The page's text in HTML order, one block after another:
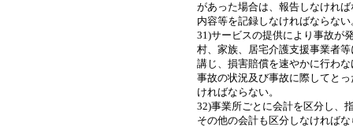
があった場合は、報告しなけれ
内容等を記録しなければならない
31)サービスの提供により事故が
村、家族、居宅介護支援事業者
講じ、損害賠償を速やかに行わ
事故の状況及び事故に際してと
ければならない。
32)事業所ごとに会計を区分し、
その他の会計も区分しなければ